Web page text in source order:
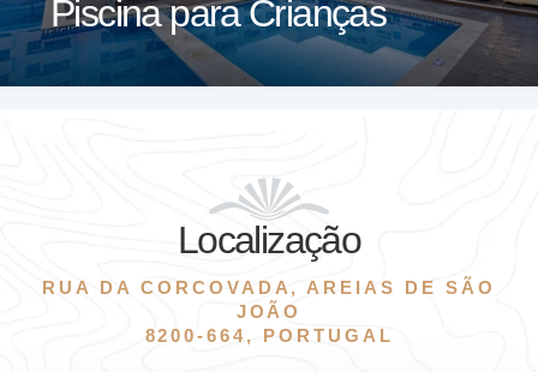
Piscina para Crianças
Localização
RUA DA CORCOVADA, AREIAS DE SÃO
JOÃO
8200-664, PORTUGAL